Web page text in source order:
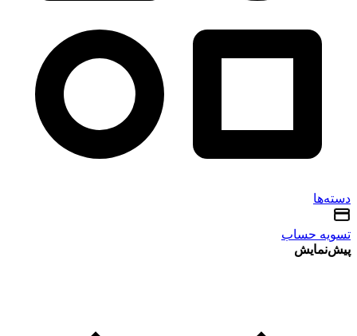
دسته‌ها
تسویه حساب
پیش‌نمایش